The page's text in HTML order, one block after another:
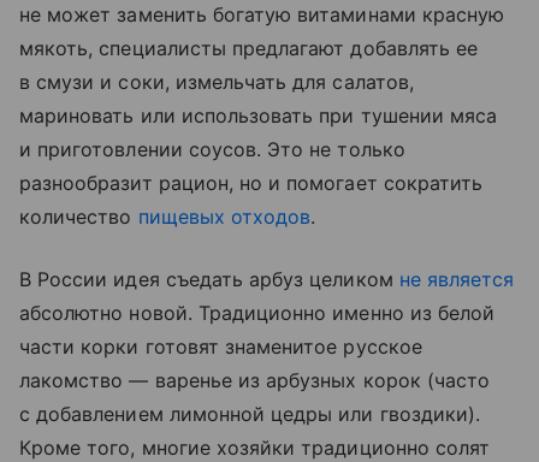
не может заменить богатую витаминами красную
мякоть, специалисты предлагают добавлять ее
в смузи и соки, измельчать для салатов,
мариновать или использовать при тушении мяса
и приготовлении соусов. Это не только
разнообразит рацион, но и помогает сократить
количество пищевых отходов.
В России идея съедать арбуз целиком не является
абсолютно новой. Традиционно именно из белой
части корки готовят знаменитое русское
лакомство — варенье из арбузных корок (часто
с добавлением лимонной цедры или гвоздики).
Кроме того, многие хозяйки традиционно солят